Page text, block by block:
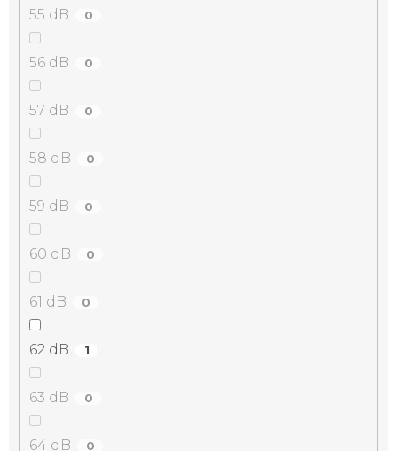
55 dB 0
56 dB 0
57 dB 0
58 dB 0
59 dB 0
60 dB 0
61 dB 0
62 dB 1
63 dB 0
64 dB 0